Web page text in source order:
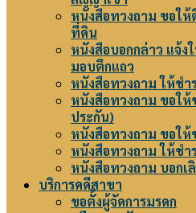
หนังสือทวงถาม ขอให้
ที่ดิน
หนังสือบอกกล่าว แจ้
มอบตึกแถว
หนังสือทวงถาม ให้ช
หนังสือทวงถาม ขอใ
ประกัน)
หนังสือทวงถาม ขอใ
หนังสือทวงถาม ให้ชำ
หนังสือทวงถาม บอกเ
บริการคดีสาขา
ขอตั้งผู้จัดการมรดก